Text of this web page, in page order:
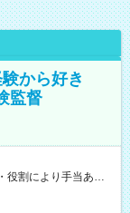
から好き
監督
）オプションあ
で給与の一部を受け